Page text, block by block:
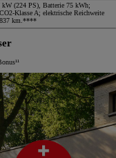
kW (224 PS), Batterie 75 kWh;
Klasse A; elektrische Reichweite
837 km.****